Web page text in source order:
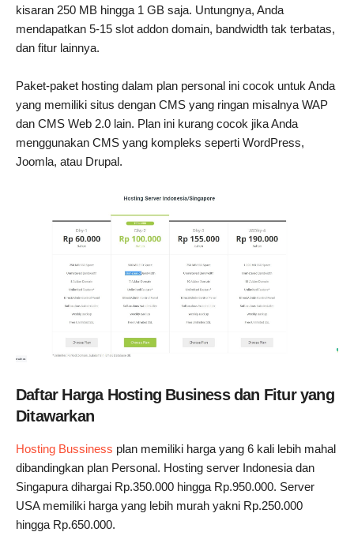
kisaran 250 MB hingga 1 GB saja. Untungnya, Anda
mendapatkan 5-15 slot addon domain, bandwidth tak terbatas,
dan fitur lainnya.
Paket-paket hosting dalam plan personal ini cocok untuk Anda
yang memiliki situs dengan CMS yang ringan misalnya WAP
dan CMS Web 2.0 lain. Plan ini kurang cocok jika Anda
menggunakan CMS yang kompleks seperti WordPress,
Joomla, atau Drupal.
Daftar Harga Hosting Business dan Fitur yang
Ditawarkan
Hosting Bussiness plan memiliki harga yang 6 kali lebih mahal
dibandingkan plan Personal. Hosting server Indonesia dan
Singapura dihargai Rp.350.000 hingga Rp.950.000. Server
USA memiliki harga yang lebih murah yakni Rp.250.000
hingga Rp.650.000.